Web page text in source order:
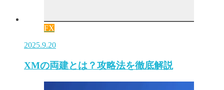
FX
2025.9.20
XMの両建とは？攻略法を徹底解説